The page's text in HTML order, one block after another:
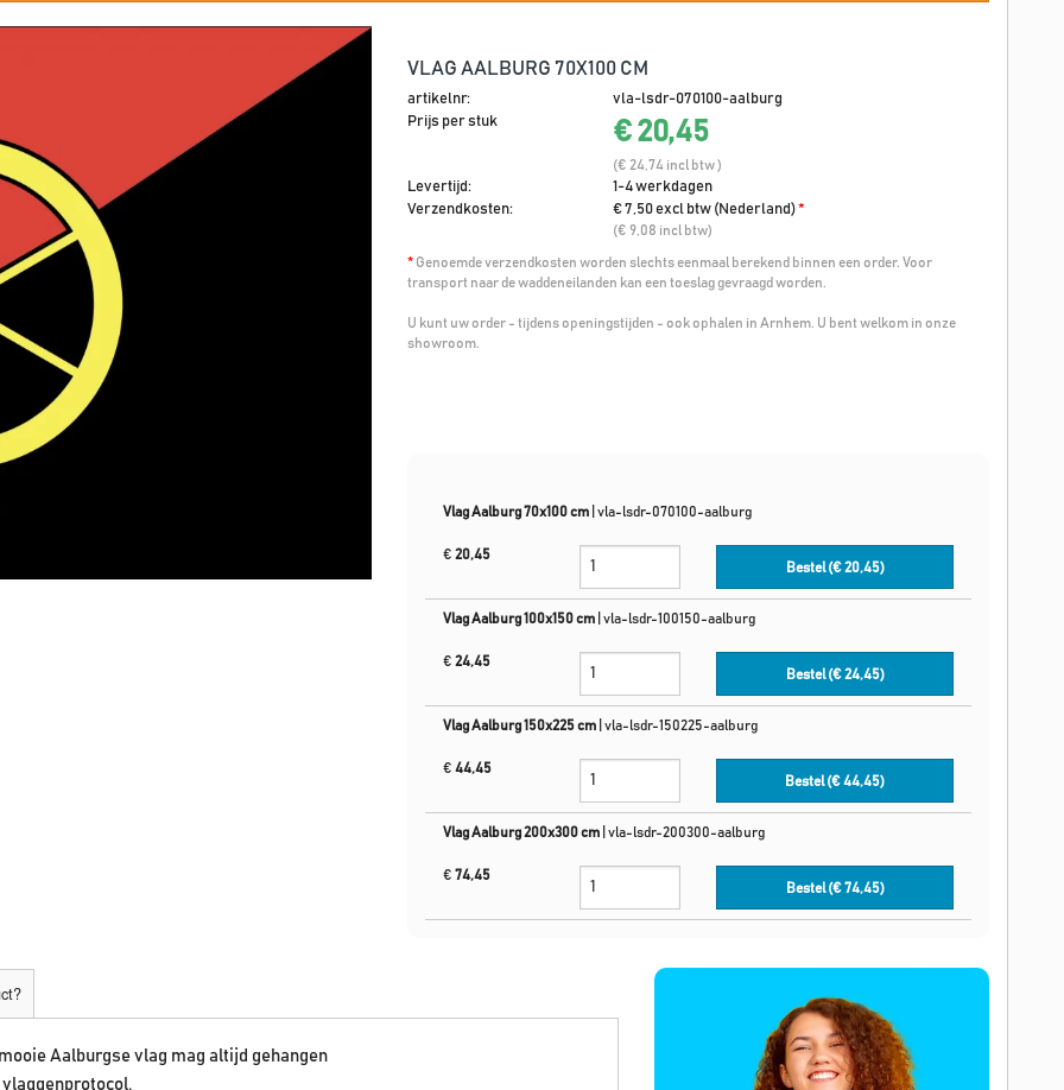
VLAG AALBURG 70X100 CM
artikelnr:
vla-lsdr-070100-aalburg
Prijs per stuk
€ 20,45
(€ 24,74 incl btw )
Levertijd:
1-4 werkdagen
Verzendkosten:
€ 7,50 excl btw (Nederland)*
(€ 9,08 incl btw)
* Genoemde verzendkosten worden slechts eenmaal berekend binnen een order. Voor
transport naar de waddeneilanden kan een toeslag gevraagd worden.
U kunt uw order - tijdens openingstijden - ook ophalen in Arnhem. U bent welkom in onze
showroom.
Vlag Aalburg 70x100 cm vla-lsdr-070100-aalburg
€ 20,45
Bestel (€20,45)
Vlag Aalburg 100x150 cm vla-lsdr-100150-aalburg
€ 24,45
Bestel (€24,45)
Vlag Aalburg 150x225 cm vla-lsdr-150225-aalburg
€ 44,45
Bestel (€44,45)
Vlag Aalburg 200x300 cm vla-lsdr-200300-aalburg
€ 74,45
Bestel (€74,45)
Aalburgse vlag mag altijd gehangen